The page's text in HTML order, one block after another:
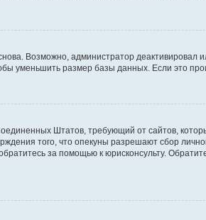
Возможно, администратор деактивировал
уменьшить размер базы данных. Если это
Штатов, требующий от сайтов,
того, что опекуны разрешают сбор
за помощью к юрисконсульту.